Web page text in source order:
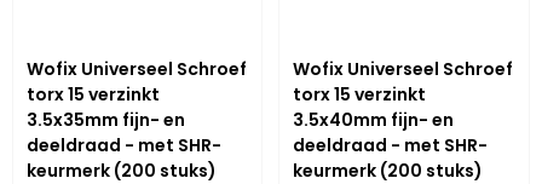
Wofix Universeel Schroef
torx 15 verzinkt
3.5x35mm fijn- en
deeldraad - met SHR-
keurmerk (200 stuks)
Wofix Universeel Schroef
torx 15 verzinkt
3.5x40mm fijn- en
deeldraad - met SHR-
keurmerk (200 stuks)